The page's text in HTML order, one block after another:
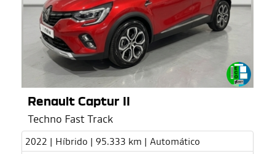
Renault Captur II
Techno Fast Track
2022 | Híbrido | 95.333 km | Automático